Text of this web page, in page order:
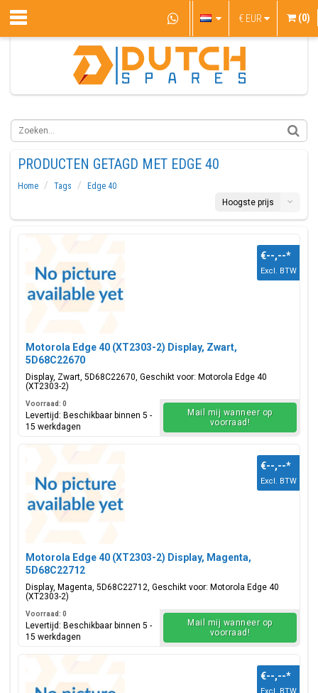
€ EUR (0)
PRODUCTEN GETAGD MET EDGE 40
Home Tags
Edge 40
Hoogste prijs
Motorola Edge 40 (XT2303-2) Display, Zwart,
5D68C22670
Display, Zwart, 5D68C22670, Geschikt voor: Motorola Edge 40
(XT2303-2)
€--,--*
Excl. BTW
Voorraad: 0
Levertijd: Beschikbaar binnen 5 -
15 werkdagen
Mail mij wanneer op
voorraad!
Motorola Edge 40 (XT2303-2) Display, Magenta,
5D68C22712
Display, Magenta, 5D68C22712, Geschikt voor: Motorola Edge 40
(XT2303-2)
€--,--*
Excl. BTW
Voorraad: 0
Levertijd: Beschikbaar binnen 5 -
15 werkdagen
Mail mij wanneer op
voorraad!
€--,--*